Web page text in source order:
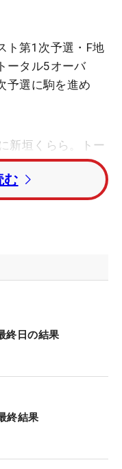
ト第1次予選・F地
ータル5オーバ
予選に駒を進め
新垣くらら。トー
木優奈の妹・七
に宮内美空、藤原
マイナビ ネクスト
子も同順位で1次
タイで突破し
れ、それぞれの上
最終プロテスト
む
終日の結果
終結果